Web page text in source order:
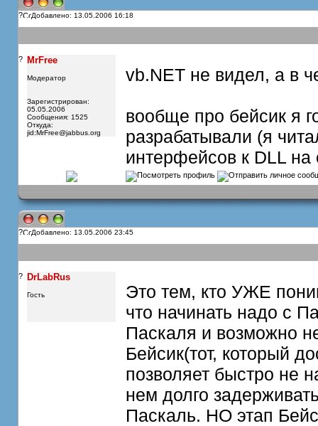
? Добавлено: 13.05.2006 16:18
? MrFree
Модератор
Зарегистрирован:
05.05.2006
Сообщения: 1525
Откуда:
jid:MrFree@jabbus.org
vb.NET не видел, а в
вообще про бейсик я
разрабатывали (я
интерфейсов к DLL
? Добавлено: 13.05.2006 23:45
? DrLabRus
Гость
Это тем, кто УЖЕ
что начинать надо с
Паскаля и возможно
Бейсик(тот, который
позволяет быстро не
нем долго
Паскаль. НО этап